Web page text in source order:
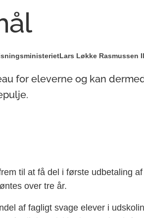
Lars Løkke Rasmussen
for eleverne og kan
til at få del i første udbetaling
over tre år.
af fagligt svage elever i